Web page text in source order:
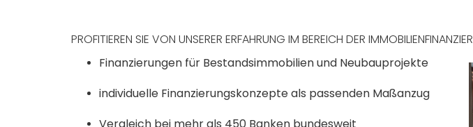
PROFITIEREN SIE VON UNSERER ERFAHRUNG IM BEREICH DER
Finanzierungen für Bestandsimmobilien und Neubauprojekte
individuelle Finanzierungskonzepte als passenden Maßanzug